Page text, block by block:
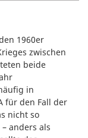
1960er
zwischen
beide
in
für den Fall der
nicht so
anders als